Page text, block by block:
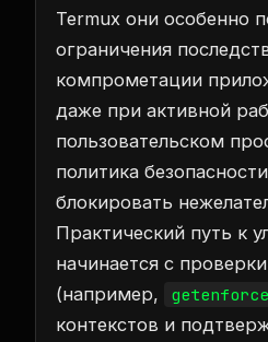
Termux они особенно
ограничения
компрометации
даже при активной
пользовательском
политика
блокировать
Практический путь к
начинается с
(например,
getenforce
контекстов и